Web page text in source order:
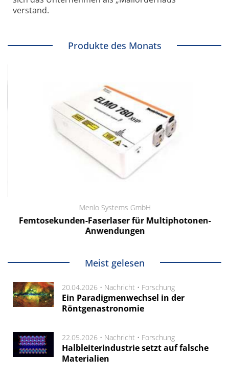
verstand.
Produkte des Monats
Menlo Systems GmbH
Femtosekunden-Faserlaser für Multiphotonen-
Anwendungen
Meist gelesen
20.04.2026 • Nachricht • Forschung
Ein Paradigmenwechsel in der
Röntgenastronomie
22.05.2026 • Nachricht • Forschung
Halbleiterindustrie setzt auf falsche
Materialien